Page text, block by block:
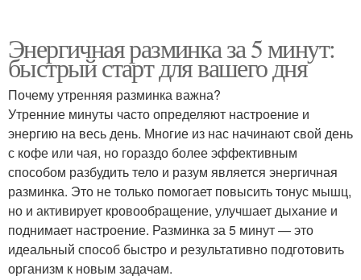
Энергичная разминка за 5 минут:
быстрый старт для вашего дня
Почему утренняя разминка важна?
Утренние минуты часто определяют настроение и
энергию на весь день. Многие из нас начинают свой день
с кофе или чая, но гораздо более эффективным
способом разбудить тело и разум является энергичная
разминка. Это не только помогает повысить тонус мышц,
но и активирует кровообращение, улучшает дыхание и
поднимает настроение. Разминка за 5 минут — это
идеальный способ быстро и результативно подготовить
организм к новым задачам.